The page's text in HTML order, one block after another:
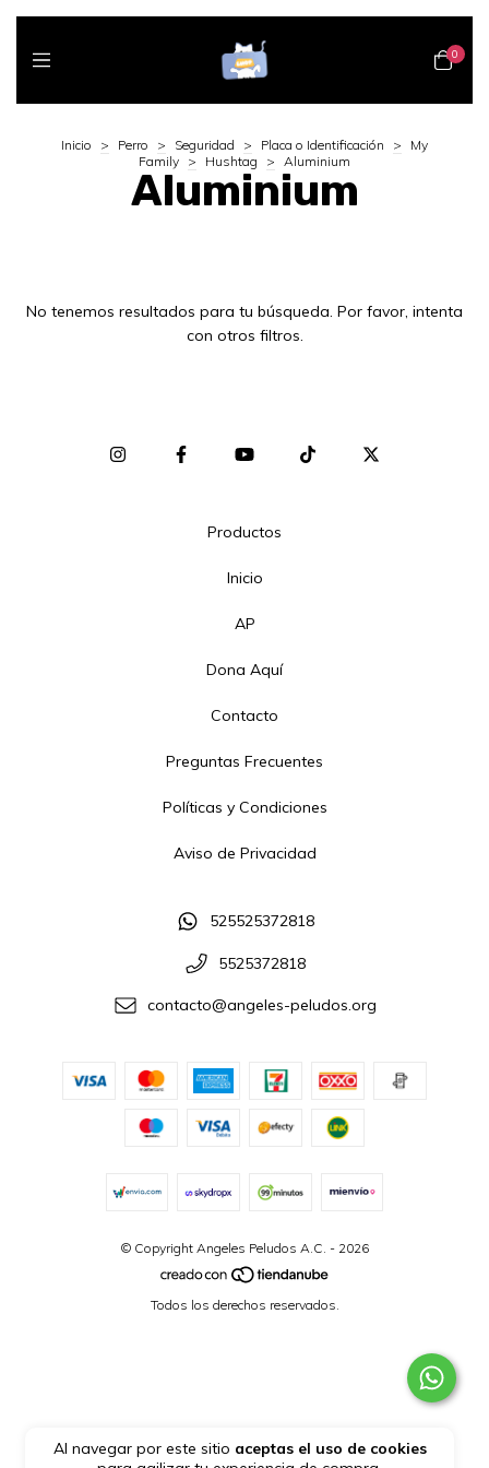
0
Al navegar por este sitio aceptas el uso de cookies
Inicio > Perro > Seguridad > Placa o Identificación >
My
Family > Hushtag > Aluminium
Aluminium
No tenemos resultados para tu búsqueda. Por favor, intenta
con otros filtros.
Productos
Inicio
AP
Dona Aquí
Contacto
Preguntas Frecuentes
Políticas y Condiciones
Aviso de Privacidad
525525372818
5525372818
contacto@angeles-peludos.org
© Copyright Angeles Peludos A.C. - 2026
Todos los derechos reservados.